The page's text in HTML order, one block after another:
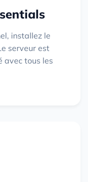
installez le
serveur est
avec tous les